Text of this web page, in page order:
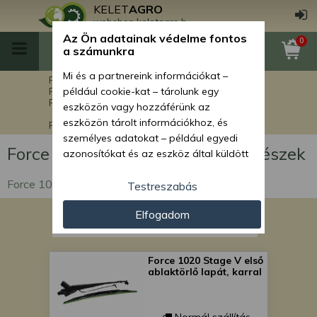
KELETAGRO
webshop.keletagro.hu
0
Főoldal
Force alkatrészek
Force rakodók alkatrészei
Force 1020 Stage V rakodógép alkatrészek
Force 1020 Stage V egyéb alkatrészek
Force 1020 Stage V egyéb alkatrészek
Force 1020 Stage V egyéb alkatrészek
Force 1020 Stage V első
ablaktörlő lapát, karral
Az Ön adatainak védelme fontos
a számunkra
Mi és a partnereink információkat –
például cookie-kat – tárolunk egy
eszközön vagy hozzáférünk az
eszközön tárolt információkhoz, és
személyes adatokat – például egyedi
azonosítókat és az eszköz által küldött
személyre szabott hirdetések és
tartalom nyújtásához, hirdetés- és
tartalomméréshez, nézettségi adatok
gyűjtéséhez, valamint termékek
javításához. Az Ön engedélyével mi és a
partnereink eszközleolvasásos
módszerrel szerzett pontos geolokációs
Testreszabás
Elfogadom